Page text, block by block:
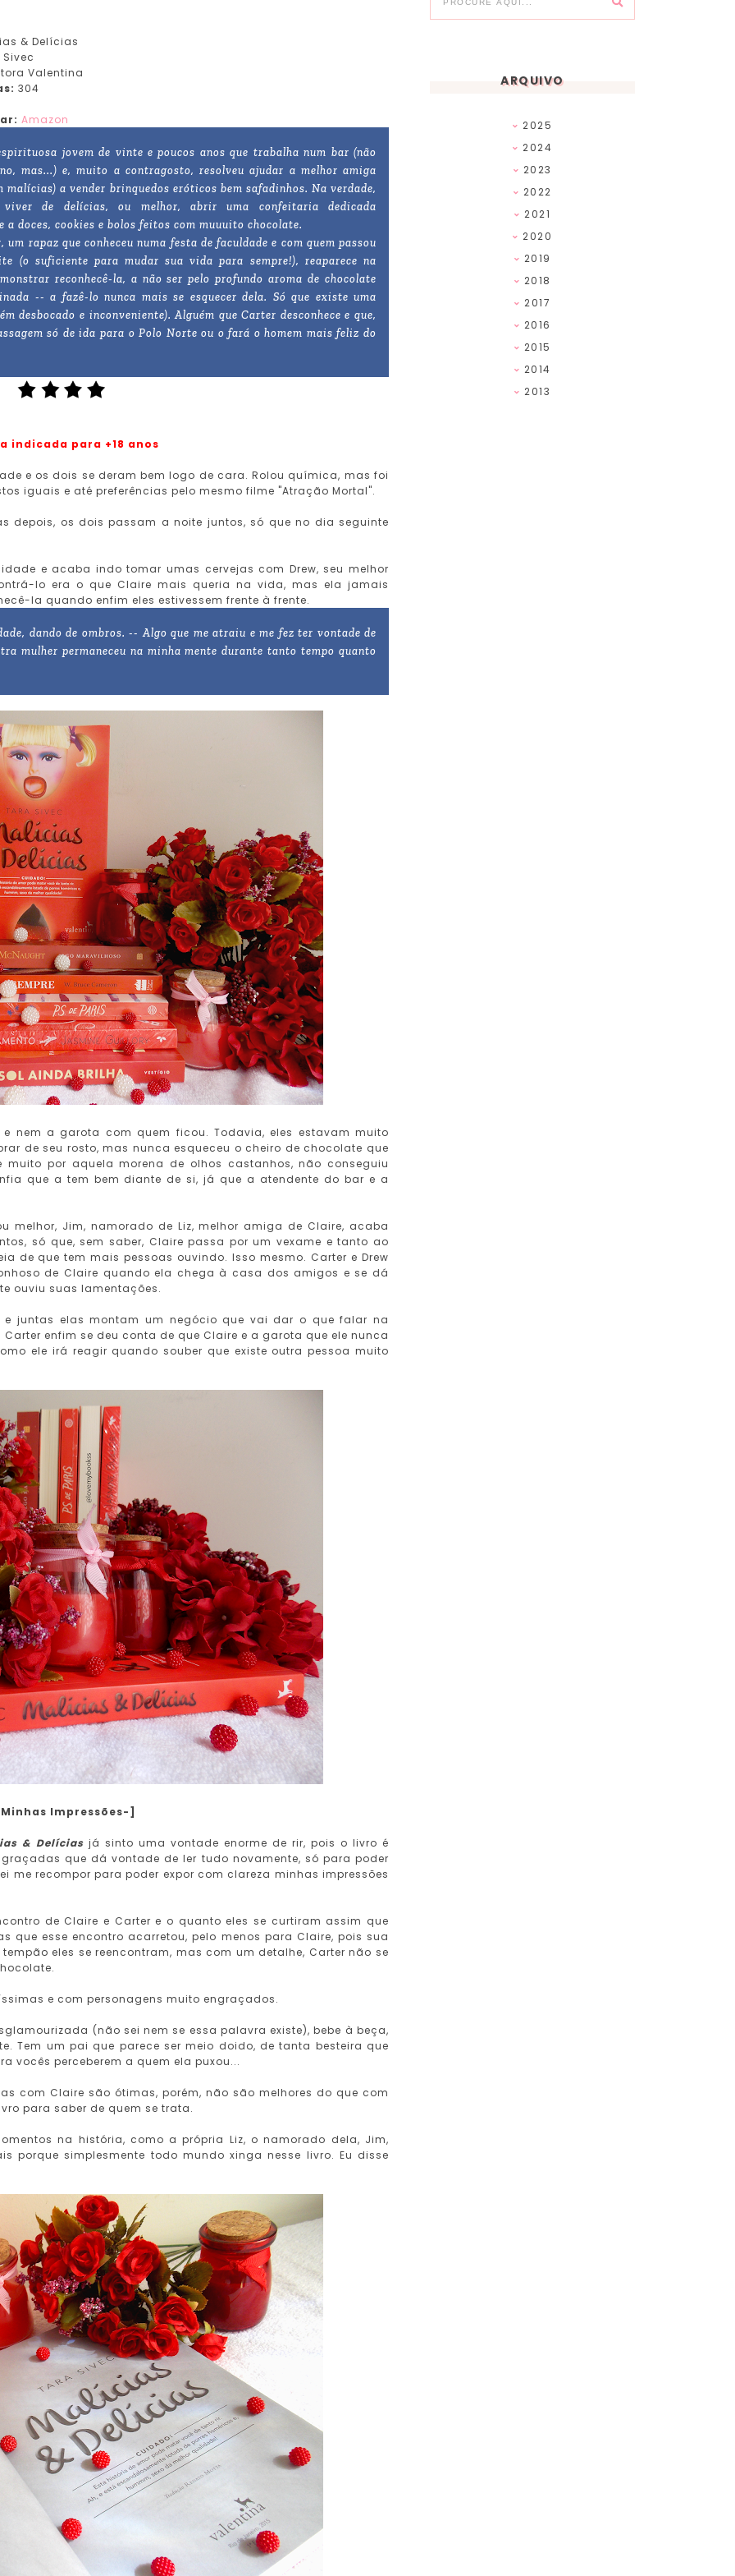
& Delícias
Valentina
304
Amazon
jovem de vinte e poucos anos que trabalha num bar (não
mas...) e, muito a contragosto, resolveu ajudar a melhor amiga
malícias) a vender brinquedos eróticos bem safadinhos. Na verdade,
de delícias, ou melhor, abrir uma confeitaria dedicada
a doces, cookies e bolos feitos com muuuito chocolate.
um rapaz que conheceu numa festa de faculdade e com quem passou
(o suficiente para mudar sua vida para sempre!), reaparece na
reconhecê-la, a não ser pelo profundo aroma de chocolate
-- a fazê-lo nunca mais se esquecer dela. Só que existe uma
desbocado e inconveniente). Alguém que Carter desconhece e que,
só de ida para o Polo Norte ou o fará o homem mais feliz do
indicada para +18 anos
e os dois se deram bem logo de cara. Rolou química, mas foi
iguais e até preferências pelo mesmo filme "Atração Mortal".
depois, os dois passam a noite juntos, só que no dia seguinte
e acaba indo tomar umas cervejas com Drew, seu melhor
lo era o que Claire mais queria na vida, mas ela jamais
la quando enfim eles estivessem frente à frente.
dando de ombros. -- Algo que me atraiu e me fez ter vontade de
mulher permaneceu na minha mente durante tanto tempo quanto
nem a garota com quem ficou. Todavia, eles estavam muito
de seu rosto, mas nunca esqueceu o cheiro de chocolate que
por aquela morena de olhos castanhos, não conseguiu
que a tem bem diante de si, já que a atendente do bar e a
melhor, Jim, namorado de Liz, melhor amiga de Claire, acaba
só que, sem saber, Claire passa por um vexame e tanto ao
de que tem mais pessoas ouvindo. Isso mesmo. Carter e Drew
de Claire quando ela chega à casa dos amigos e se dá
ouviu suas lamentações.
e juntas elas montam um negócio que vai dar o que falar na
enfim se deu conta de que Claire e a garota que ele nunca
ele irá reagir quando souber que existe outra pessoa muito
Impressões-]
& Delícias já sinto uma vontade enorme de rir, pois o livro é
que dá vontade de ler tudo novamente, só para poder
me recompor para poder expor com clareza minhas impressões
de Claire e Carter e o quanto eles se curtiram assim que
que esse encontro acarretou, pelo menos para Claire, pois sua
eles se reencontram, mas com um detalhe, Carter não se
e com personagens muito engraçados.
(não sei nem se essa palavra existe), bebe à beça,
Tem um pai que parece ser meio doido, de tanta besteira que
vocês perceberem a quem ela puxou...
com Claire são ótimas, porém, não são melhores do que com
para saber de quem se trata.
na história, como a própria Liz, o namorado dela, Jim,
porque simplesmente todo mundo xinga nesse livro. Eu disse
ARQUIVO
2025
2024
2023
2022
2021
2020
2019
2018
2017
2016
2015
2014
2013